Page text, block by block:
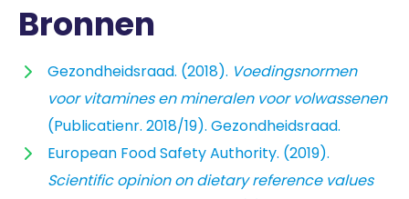
Bronnen
Gezondheidsraad. (2018). Voedingsnormen
voor vitamines en mineralen voor volwassenen
(Publicatienr. 2018/19). Gezondheidsraad.
European Food Safety Authority. (2019).
Scientific opinion on dietary reference values